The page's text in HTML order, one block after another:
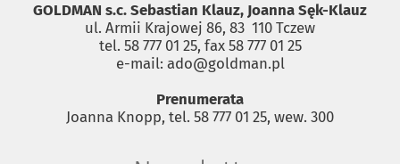
GOLDMAN s.c. Sebastian Klauz, Joanna Sęk-Klauz
ul. Armii Krajowej 86, 83 ­ 110 Tczew
tel. 58 777 01 25, fax 58 777 01 25
e-mail: ado@goldman.pl
Prenumerata
Joanna Knopp, tel. 58 777 01 25, wew. 300